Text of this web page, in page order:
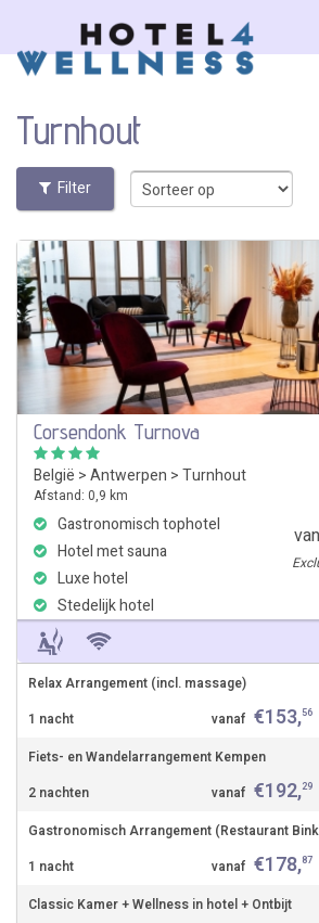
Turnhout
Filter
Corsendonk Turnova
België >Antwerpen >Turnhout
Afstand: 0,9 km
Gastronomisch tophotel
Hotel met sauna
Luxe hotel
Stedelijk hotel
Relax Arrangement (incl. massage)
1 nacht
vanaf €153,56
Fiets- en Wandelarrangement Kempen
2 nachten
vanaf €192,29
Gastronomisch Arrangement (Restaurant
1 nacht
vanaf €178,87
Classic Kamer + Wellness in hotel + Ontbijt